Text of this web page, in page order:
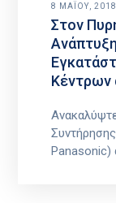
8 ΜΑΪ́ΟΥ, 2018
Στον
Κέντρων
Panasonic)